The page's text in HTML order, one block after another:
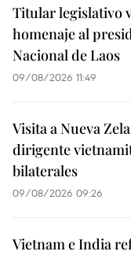
Titular legislativo
homenaje al
Nacional de Laos
09/08/2026 11:49
Visita a Nueva
dirigente
bilaterales
09/08/2026 09:26
Vietnam e India